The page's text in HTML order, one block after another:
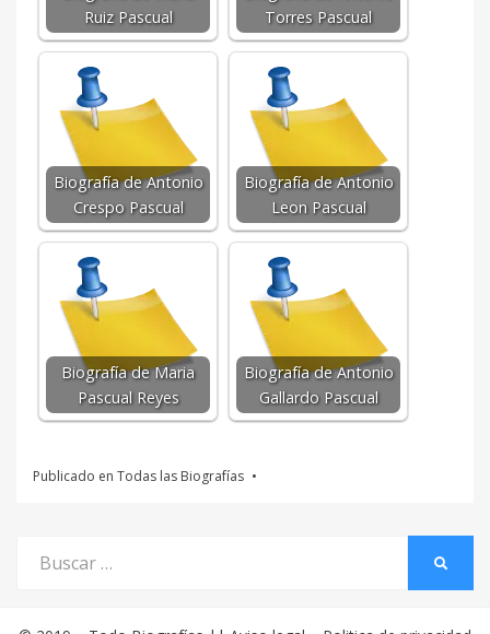
Ruiz Pascual
Torres Pascual
Biografía de Antonio
Crespo Pascual
Biografía de Antonio
Leon Pascual
Biografía de Maria
Pascual Reyes
Biografía de Antonio
Gallardo Pascual
Publicado en Todas las Biografías
por: